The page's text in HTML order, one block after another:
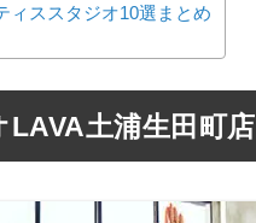
ィススタジオ10選まとめ
土浦生田町店